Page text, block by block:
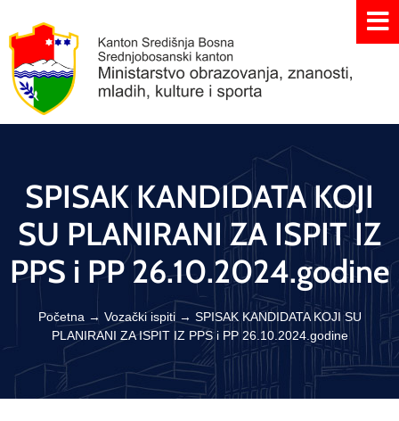
SPISAK KANDIDATA KOJI
SU PLANIRANI ZA ISPIT IZ
PPS i PP 26.10.2024.godine
Početna → Vozački ispiti→ SPISAK KANDIDATA KOJI SU
PLANIRANI ZA ISPIT IZ PPS i PP 26.10.2024.godine